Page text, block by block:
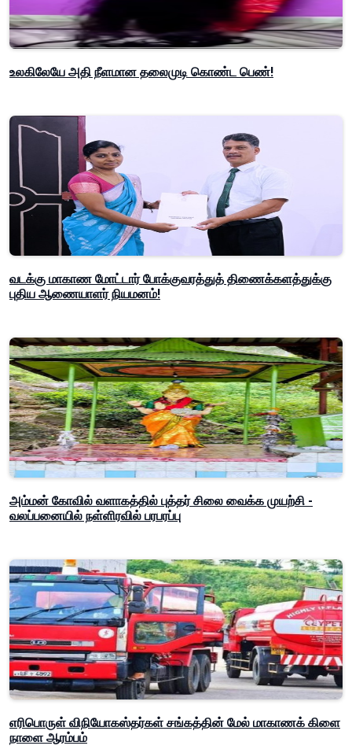
உலகிலேயே அதி நீளமான தலைமுடி கொண்ட பெண்!
வடக்கு மாகாண மோட்டார் போக்குவரத்துத் திணைக்களத்துக்கு
புதிய ஆணையாளர் நியமனம்!
அம்மன் கோவில் வளாகத்தில் புத்தர் சிலை வைக்க முயற்சி -
வலப்பனையில் நள்ளிரவில் பரபரப்பு
எரிபொருள் விநியோகஸ்தர்கள் சங்கத்தின் மேல் மாகாணக் கிளை
நாளை ஆரம்பம்